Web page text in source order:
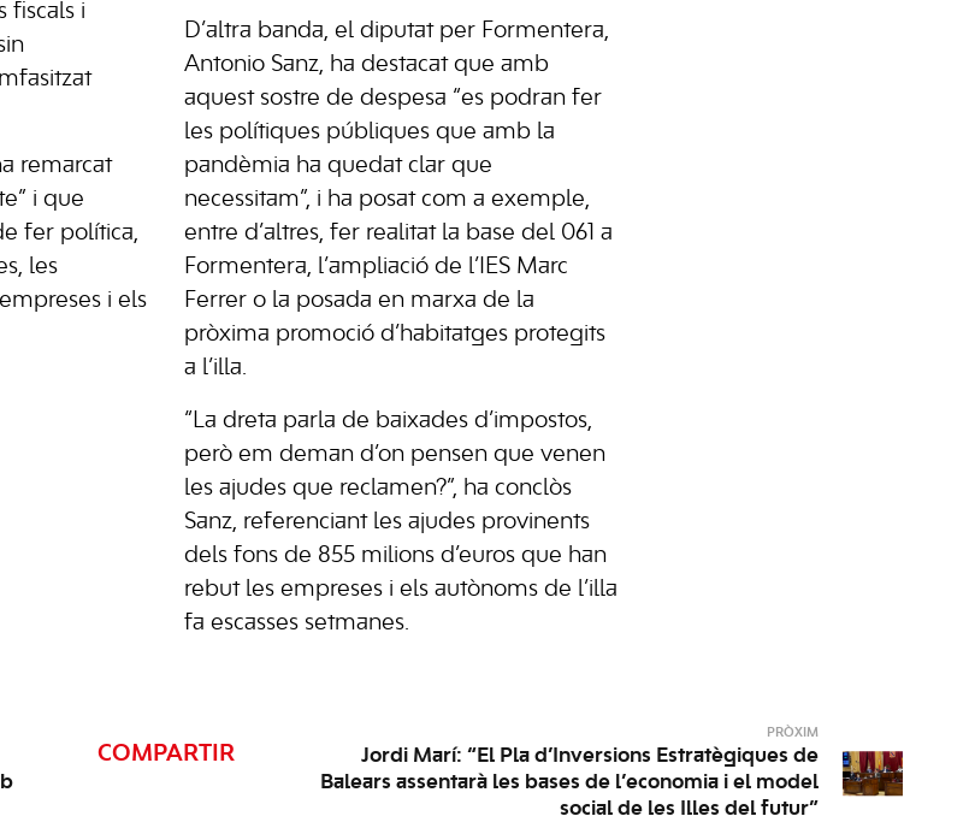
fiscals i
remarcat
i que
fer política,
les
i els
D’altra banda, el diputat per Formentera,
Antonio Sanz, ha destacat que amb
aquest sostre de despesa “es podran fer
les polítiques públiques que amb la
pandèmia ha quedat clar que
necessitam”, i ha posat com a exemple,
entre d’altres, fer realitat la base del 061 a
Formentera, l’ampliació de l’IES Marc
Ferrer o la posada en marxa de la
pròxima promoció d’habitatges protegits
a l’illa.
“La dreta parla de baixades d’impostos,
però em deman d’on pensen que venen
les ajudes que reclamen?”, ha conclòs
Sanz, referenciant les ajudes provinents
dels fons de 855 milions d’euros que han
rebut les empreses i els autònoms de l’illa
fa escasses setmanes.
COMPARTIR
PRÒXIM
Jordi Marí: “El Pla d’Inversions Estratègiques de
Balears assentarà les bases de l’economia i el model
social de les Illes del futur”